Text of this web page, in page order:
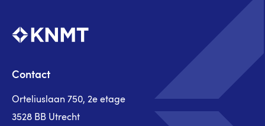
Contact
Orteliuslaan 750, 2e etage
3528 BB Utrecht